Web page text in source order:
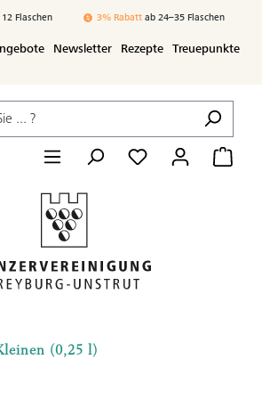
Flaschen 3% Rabattab 24–35 Flaschen
Newsletter Rezepte Treuepunkte
(0,25 l)